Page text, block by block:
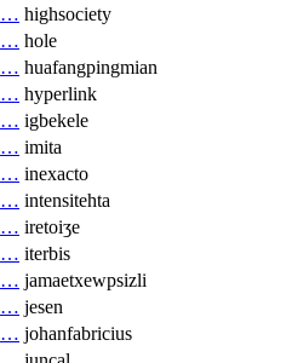
… highsociety
… hole
… huafangpingmian
… hyperlink
… igbekele
… imita
… inexacto
… intensitehta
… iretoiʒe
… iterbis
… jamaetxewpsizli
… jesen
… johanfabricius